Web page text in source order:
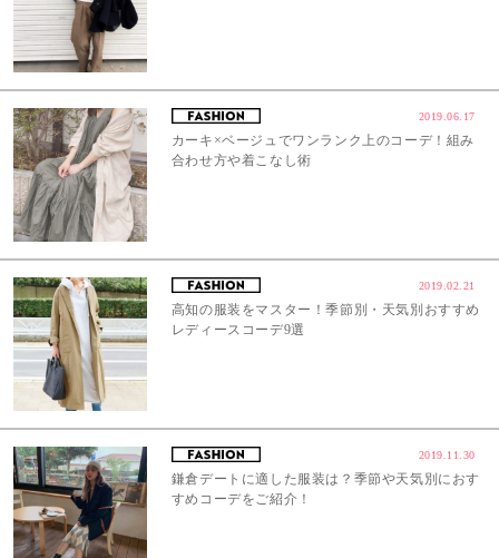
2019.06.17
カーキ×ベージュでワンランク上のコーデ！組み
合わせ方や着こなし術
2019.02.21
高知の服装をマスター！季節別・天気別おすすめ
レディースコーデ9選
2019.11.30
鎌倉デートに適した服装は？季節や天気別におす
すめコーデをご紹介！